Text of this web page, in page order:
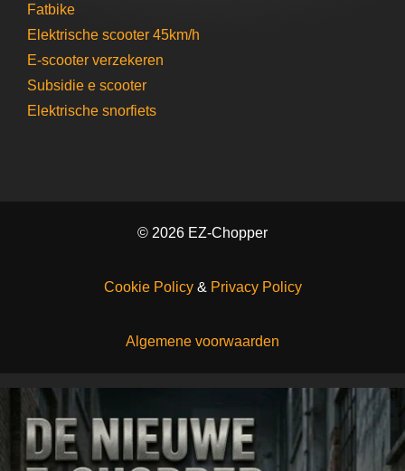
Fatbike
Elektrische scooter 45km/h
E-scooter verzekeren
Subsidie e scooter
Elektrische snorfiets
© 2026 EZ-Chopper
Cookie Policy & Privacy Policy
Algemene voorwaarden